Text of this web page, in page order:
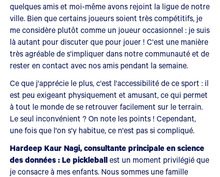
quelques amis et moi-même avons rejoint la ligue de notre
ville. Bien que certains joueurs soient très compétitifs, je
me considère plutôt comme un joueur occasionnel : je suis
là autant pour discuter que pour jouer ! C'est une manière
très agréable de s'impliquer dans notre communauté et de
rester en contact avec nos amis pendant la semaine.
Ce que j'apprécie le plus, c'est l'accessibilité de ce sport : il
est peu exigeant physiquement et amusant, ce qui permet
à tout le monde de se retrouver facilement sur le terrain.
Le seul inconvénient ? On note les points ! Cependant,
une fois que l'on s'y habitue, ce n'est pas si compliqué.
Hardeep Kaur Nagi, consultante principale en science
des données : Le pickleballest un moment privilégié que
je consacre à mes enfants. Nous sommes une famille